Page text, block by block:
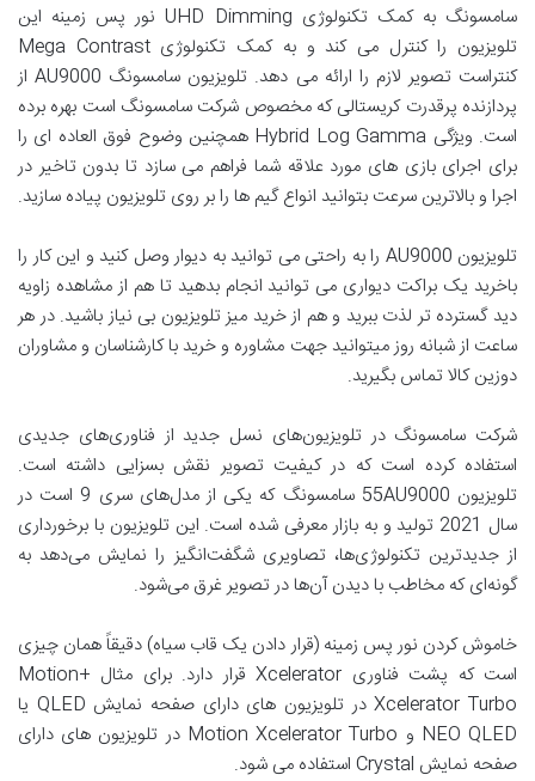
سامسونگ به کمک تکنولوژی UHD Dimming نور پس زمینه این
تلویزیون را کنترل می کند و به کمک تکنولوژی Mega Contrast
کنتراست تصویر لازم را ارائه می دهد. تلویزیون سامسونگ AU9000 از
پردازنده پرقدرت کریستالی که مخصوص شرکت سامسونگ است بهره برده
است. ویژگی Hybrid Log Gamma همچنین وضوح فوق العاده ای را
برای اجرای بازی های مورد علاقه شما فراهم می سازد تا بدون تاخیر در
اجرا و بالاترین سرعت بتوانید انواع گیم ها را بر روی تلویزیون پیاده سازید.
تلویزیون AU9000 را به راحتی می توانید به دیوار وصل کنید و این کار را
باخرید یک براکت دیواری می توانید انجام بدهید تا هم از مشاهده زاویه
دید گسترده تر لذت ببرید و هم از خرید میز تلویزیون بی نیاز باشید. در هر
ساعت از شبانه روز میتوانید جهت مشاوره و خرید با کارشناسان و مشاوران
دوزین کالا تماس بگیرید.
شرکت سامسونگ در تلویزیون‌های نسل جدید از فناوری‌های جدیدی
استفاده کرده است که در کیفیت تصویر نقش بسزایی داشته است.
تلویزیون 55AU9000 سامسونگ که یکی از مدل‌های سری 9 است در
سال 2021 تولید و به بازار معرفی شده است. این تلویزیون با برخورداری
از جدیدترین تکنولوژی‌ها، تصاویری شگفت‌انگیز را نمایش می‌دهد به
گونه‌ای که مخاطب با دیدن آن‌ها در تصویر غرق می‌شود.
خاموش کردن نور پس زمینه (قرار دادن یک قاب سیاه) دقیقاً همان چیزی
است که پشت فناوری Xcelerator قرار دارد. برای مثال +Motion
Xcelerator Turbo در تلویزیون های دارای صفحه نمایش QLED یا
NEO QLED و Motion Xcelerator Turbo در تلویزیون های دارای
صفحه نمایش Crystal استفاده می شود.